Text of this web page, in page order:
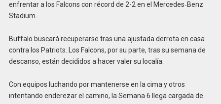
enfrentar a los Falcons con récord de 2-2 en el Mercedes‑Benz
Stadium.
Buffalo buscará recuperarse tras una ajustada derrota en casa
contra los Patriots. Los Falcons, por su parte, tras su semana de
descanso, están decididos a hacer valer su localía.
Con equipos luchando por mantenerse en la cima y otros
intentando enderezar el camino, la Semana 6 llega cargada de